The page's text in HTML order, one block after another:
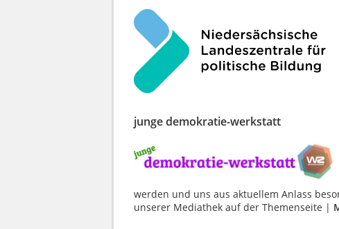
junge demokratie-werkstatt
werden und uns aus aktuellem Anlass
unserer Mediathek auf der Themenseite |